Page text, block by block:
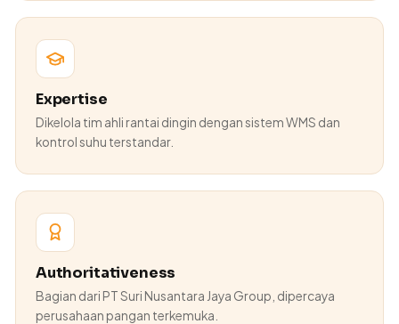
Expertise
Dikelola tim ahli rantai dingin dengan sistem WMS dan
kontrol suhu terstandar.
Authoritativeness
Bagian dari PT Suri Nusantara Jaya Group, dipercaya
perusahaan pangan terkemuka.